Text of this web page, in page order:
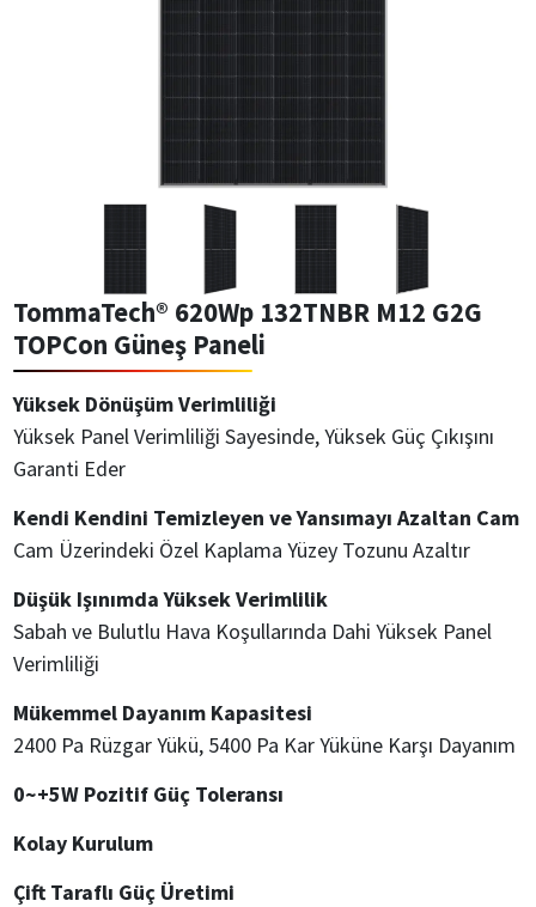
TommaTech® 620Wp 132TNBR M12 G2G
TOPCon Güneş Paneli
Yüksek Dönüşüm Verimliliği
Yüksek Panel Verimliliği Sayesinde, Yüksek Güç Çıkışını
Garanti Eder
Kendi Kendini Temizleyen ve Yansımayı Azaltan Cam
Cam Üzerindeki Özel Kaplama Yüzey Tozunu Azaltır
Düşük Işınımda Yüksek Verimlilik
Sabah ve Bulutlu Hava Koşullarında Dahi Yüksek Panel
Verimliliği
Mükemmel Dayanım Kapasitesi
2400 Pa Rüzgar Yükü, 5400 Pa Kar Yüküne Karşı Dayanım
0~+5W Pozitif Güç Toleransı
Kolay Kurulum
Çift Taraflı Güç Üretimi